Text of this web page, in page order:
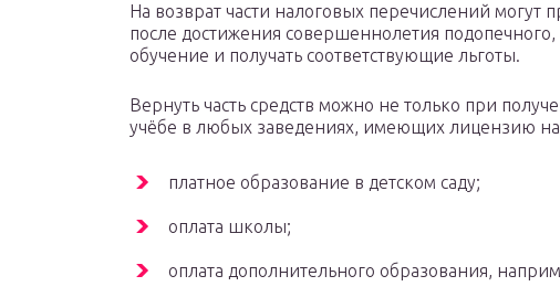
На возврат части налоговых перечислений могут
после достижения совершеннолетия
обучение и получать соответствующие льготы.
Вернуть часть средств можно не только при
учёбе в любых заведениях, имеющих лицензию на
платное образование в детском саду;
оплата школы;
оплата дополнительного образования,